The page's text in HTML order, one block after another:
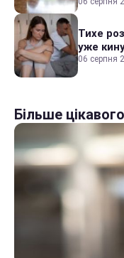
Тихе
уже
06 серпня
Більше цікавого